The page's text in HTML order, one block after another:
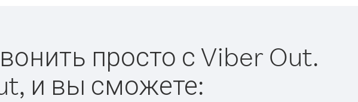
просто с Viber Out.
и вы сможете: